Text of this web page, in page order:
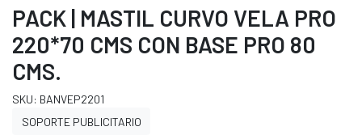
PACK | MASTIL CURVO VELA PRO
220*70 CMS CON BASE PRO 80
CMS.
SKU: BANVEP2201
SOPORTE PUBLICITARIO